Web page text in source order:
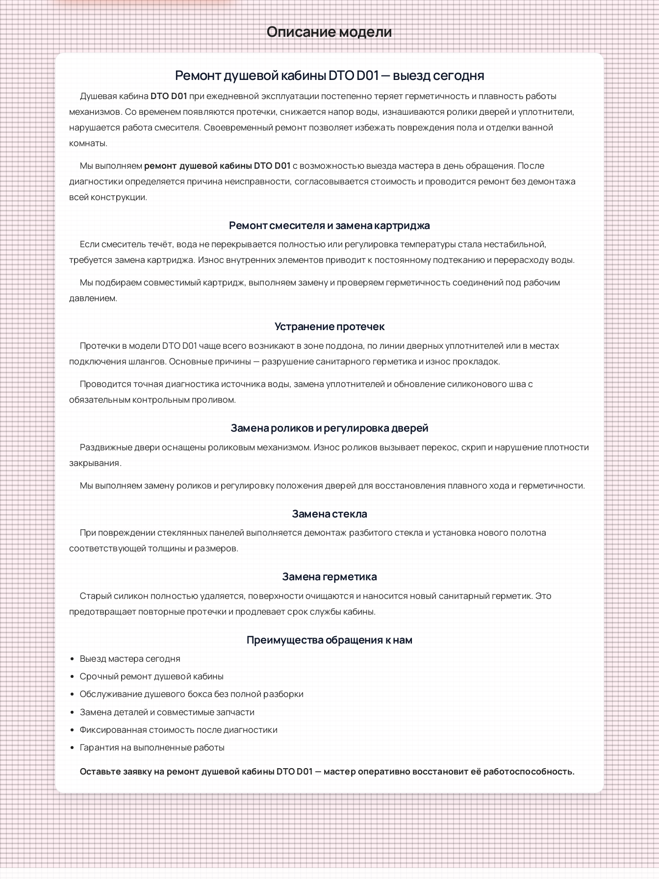
Описание модели
Ремонт душевой кабины DTO D01 — выезд сегодня
Душевая кабина DTO D01 при ежедневной эксплуатации постепенно теряет герметичность и плавность работы
механизмов. Со временем появляются протечки, снижается напор воды, изнашиваются ролики дверей и уплотнители,
нарушается работа смесителя. Своевременный ремонт позволяет избежать повреждения пола и отделки ванной
комнаты.
Мы выполняем ремонт душевой кабины DTO D01 с возможностью выезда мастера в день обращения. После
диагностики определяется причина неисправности, согласовывается стоимость и проводится ремонт без демонтажа
всей конструкции.
Ремонт смесителя и замена картриджа
Если смеситель течёт, вода не перекрывается полностью или регулировка температуры стала нестабильной,
требуется замена картриджа. Износ внутренних элементов приводит к постоянному подтеканию и перерасходу воды.
Мы подбираем совместимый картридж, выполняем замену и проверяем герметичность соединений под рабочим
давлением.
Устранение протечек
Протечки в модели DTO D01 чаще всего возникают в зоне поддона, по линии дверных уплотнителей или в местах
подключения шлангов. Основные причины — разрушение санитарного герметика и износ прокладок.
Проводится точная диагностика источника воды, замена уплотнителей и обновление силиконового шва с
обязательным контрольным проливом.
Замена роликов и регулировка дверей
Раздвижные двери оснащены роликовым механизмом. Износ роликов вызывает перекос, скрип и нарушение плотности
закрывания.
Мы выполняем замену роликов и регулировку положения дверей для восстановления плавного хода и герметичности.
Замена стекла
При повреждении стеклянных панелей выполняется демонтаж разбитого стекла и установка нового полотна
соответствующей толщины и размеров.
Замена герметика
Старый силикон полностью удаляется, поверхности очищаются и наносится новый санитарный герметик. Это
предотвращает повторные протечки и продлевает срок службы кабины.
Преимущества обращения к нам
Выезд мастера сегодня
Срочный ремонт душевой кабины
Обслуживание душевого бокса без полной разборки
Замена деталей и совместимые запчасти
Фиксированная стоимость после диагностики
Гарантия на выполненные работы
Оставьте заявку на ремонт душевой кабины DTO D01 — мастер оперативно восстановит её работоспособность.